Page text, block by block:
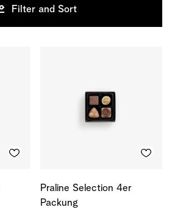
Filter and Sort
Praline Selection 4er
Packung